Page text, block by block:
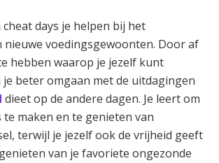
days je helpen bij het
nieuwe voedingsgewoonten. Door af
hebben waarop je jezelf kunt
beter omgaan met de uitdagingen
dieet op de andere dagen. Je leert om
te maken en te genieten van
terwijl je jezelf ook de vrijheid geeft
van je favoriete ongezonde